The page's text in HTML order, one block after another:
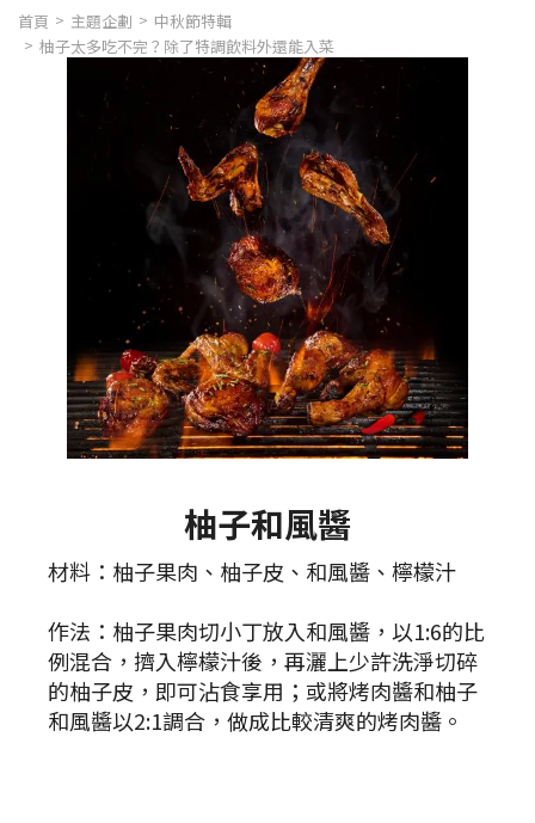
首頁 主題企劃
中秋節特輯
柚子太多吃不完？除了特調飲料外還能入菜
柚子和風醬
材料：柚子果肉、柚子皮、和風醬、檸檬汁
作法：柚子果肉切小丁放入和風醬，以1:6的比
例混合，擠入檸檬汁後，再灑上少許洗淨切碎
的柚子皮，即可沾食享用；或將烤肉醬和柚子
和風醬以2:1調合，做成比較清爽的烤肉醬。